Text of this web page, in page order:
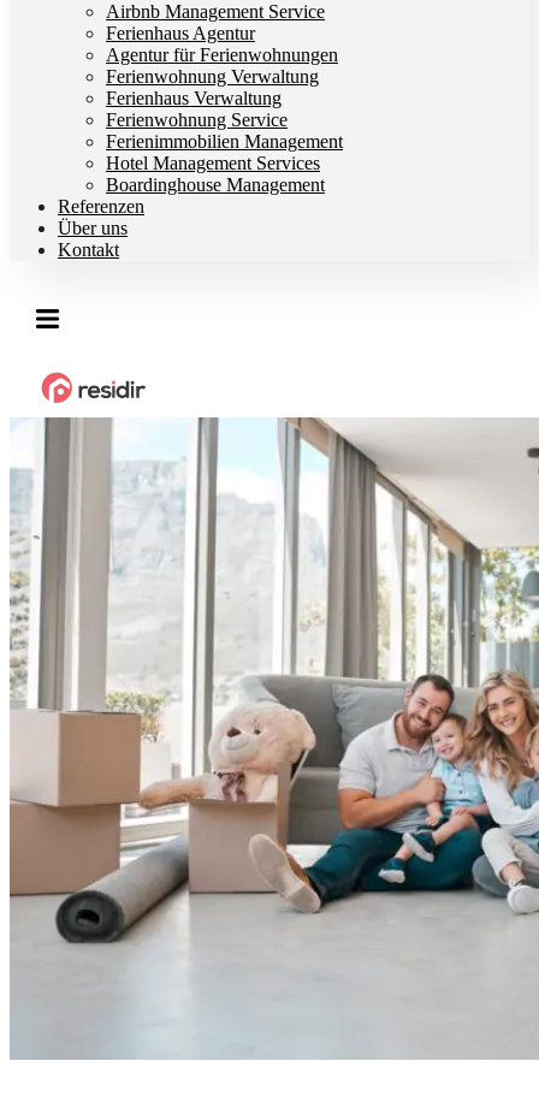
Airbnb Management Service
Ferienhaus Agentur
Agentur für Ferienwohnungen
Ferienwohnung Verwaltung
Ferienhaus Verwaltung
Ferienwohnung Service
Ferienimmobilien Management
Hotel Management Services
Boardinghouse Management
Referenzen
Über uns
Kontakt